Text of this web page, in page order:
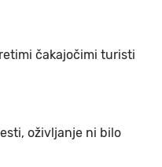
čakajočimi turisti
oživljanje ni bilo